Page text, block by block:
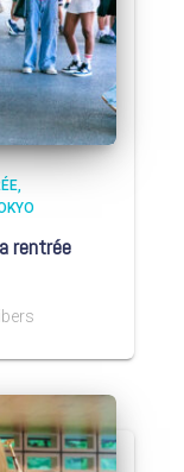
rentrée